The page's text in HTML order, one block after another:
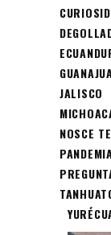
JALISCO
NOSCE